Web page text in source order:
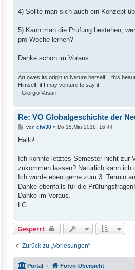
4) Sollte man sich auch ein Konzept
5) Kann man die Prüfung bestehen,
pro Woche lernen?
Danke schon im Voraus.
Art owes its origin to Nature herself... this
Himself, if I may venture to say it.
- Giorgio Vasari
Re: VO Globalgeschichte der
B
i
a
von clw30» Do 15.Mär 2018, 16:44
Hallo!
Ich konnte letztes Semester nicht zur
zukommen lassen? Natürlich kann ich
Ich würde eben gerne zum 3. Termin
Danke ebenfalls für die Prüfungsfragen!
Danke im Voraus.
LG
Gesperrt
Zurück zu „Vorlesungen“
Portal Foren-Übersicht